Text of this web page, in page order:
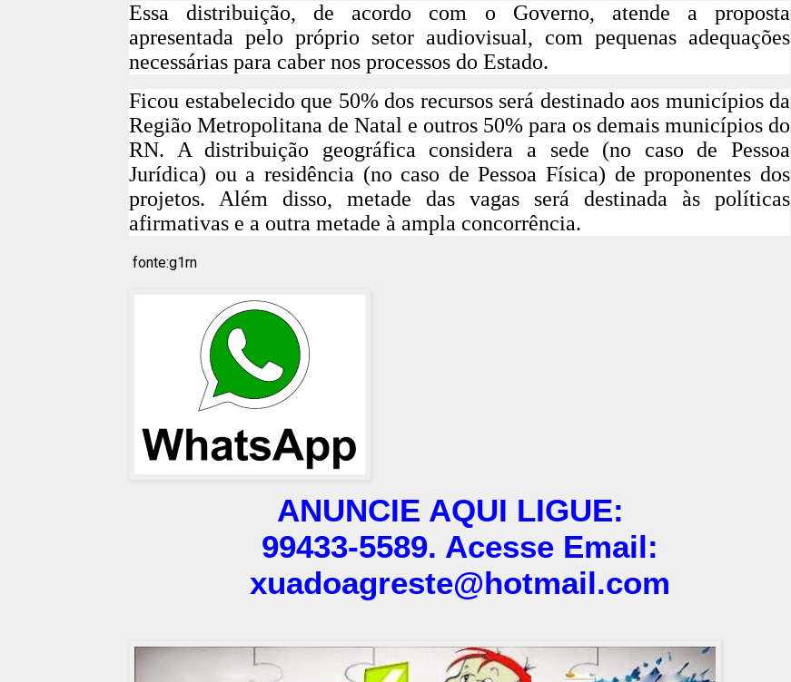
Essa distribuição, de acordo com o Governo, atende a proposta
apresentada pelo próprio setor audiovisual, com pequenas adequações
necessárias para caber nos processos do Estado.
Ficou estabelecido que 50% dos recursos será destinado aos municípios da
Região Metropolitana de Natal e outros 50% para os demais municípios do
RN. A distribuição geográfica considera a sede (no caso de Pessoa
Jurídica) ou a residência (no caso de Pessoa Física) de proponentes dos
projetos. Além disso, metade das vagas será destinada às políticas
afirmativas e a outra metade à ampla concorrência.
fonte:g1rn
ANUNCIE AQUI LIGUE:
99433-5589. Acesse Email:
xuadoagreste@hotmail.com